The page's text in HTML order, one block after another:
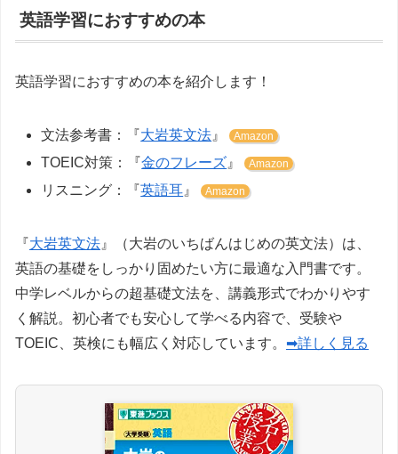
英語学習におすすめの本
英語学習におすすめの本を紹介します！
文法参考書：『大岩英文法 』 Amazon
TOEIC対策：『金のフレーズ 』 Amazon
リスニング：『英語耳 』 Amazon
『大岩英文法 』（大岩のいちばんはじめの英文法）は、
英語の基礎をしっかり固めたい方に最適な入門書です。
中学レベルからの超基礎文法を、講義形式でわかりやす
く解説。初心者でも安心して学べる内容で、受験や
TOEIC、英検にも幅広く対応しています。 ➡詳しく見る